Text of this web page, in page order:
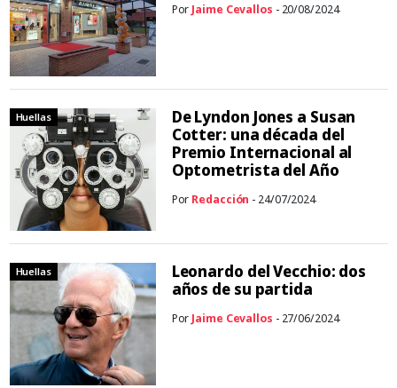
Por Jaime Cevallos - 20/08/2024
Huellas
De Lyndon Jones a Susan
Cotter: una década del
Premio Internacional al
Optometrista del Año
Por Redacción - 24/07/2024
Huellas
Leonardo del Vecchio: dos
años de su partida
Por Jaime Cevallos - 27/06/2024